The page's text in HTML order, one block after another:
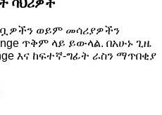
ባህሪዎች
ወይም መሳሪያዎችን
ጥቅም ላይ ይውላል. በአሁኑ ጊዜ
እና ከፍተኛ-ግፊት ራስን ማጥበቂያ